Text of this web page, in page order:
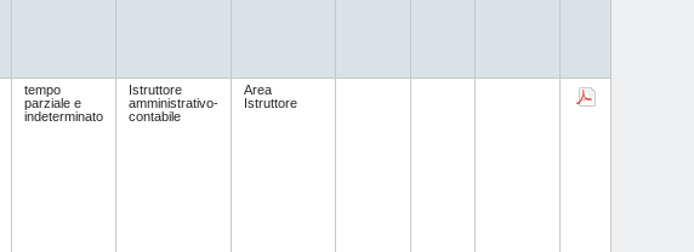
tempo
parziale e
indeterminato
Istruttore
amministrativo-
contabile
Area
Istruttore